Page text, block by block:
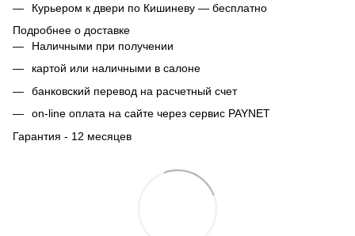
Курьером к двери по Кишиневу — бесплатно
Подробнее о доставке
Наличными при получении
картой или наличными в салоне
банковский перевод на расчетный счет
on-line оплата на сайте через сервис PAYNET
Гарантия - 12 месяцев